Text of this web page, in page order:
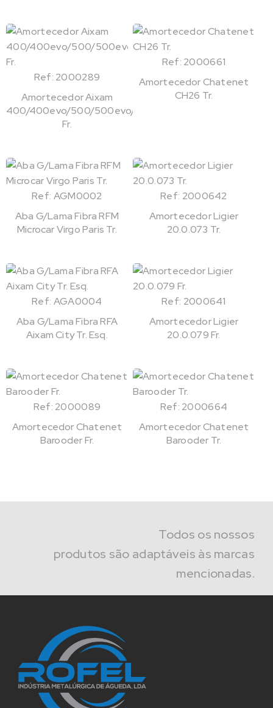
Ref: 2000289
Amortecedor Aixam
400/400evo/500/500evo/721
Fr.
Ref: 2000661
Amortecedor Chatenet
CH26 Tr.
Ref: AGM0002
Aba G/Lama Fibra RFM
Microcar Virgo Paris Tr.
Ref: 2000642
Amortecedor Ligier
20.0.073 Tr.
Ref: AGA0004
Aba G/Lama Fibra RFA
Aixam City Tr. Esq.
Ref: 2000641
Amortecedor Ligier
20.0.079 Fr.
Ref: 2000089
Amortecedor Chatenet
Barooder Fr.
Ref: 2000664
Amortecedor Chatenet
Barooder Tr.
Todos os nossos
produtos são adaptáveis às marcas
mencionadas.